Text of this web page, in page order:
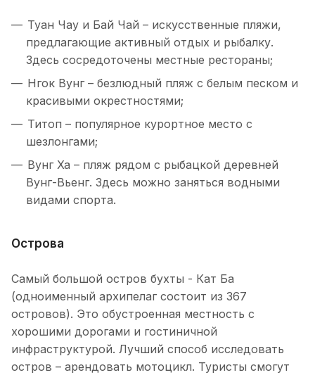
Туан Чау и Бай Чай – искусственные пляжи,
предлагающие активный отдых и рыбалку.
Здесь сосредоточены местные рестораны;
Нгок Вунг – безлюдный пляж с белым песком и
красивыми окрестностями;
Титоп – популярное курортное место с
шезлонгами;
Вунг Ха – пляж рядом с рыбацкой деревней
Вунг-Вьенг. Здесь можно заняться водными
видами спорта.
Острова
Самый большой остров бухты - Кат Ба
(одноименный архипелаг состоит из 367
островов). Это обустроенная местность с
хорошими дорогами и гостиничной
инфраструктурой. Лучший способ исследовать
остров – арендовать мотоцикл. Туристы смогут